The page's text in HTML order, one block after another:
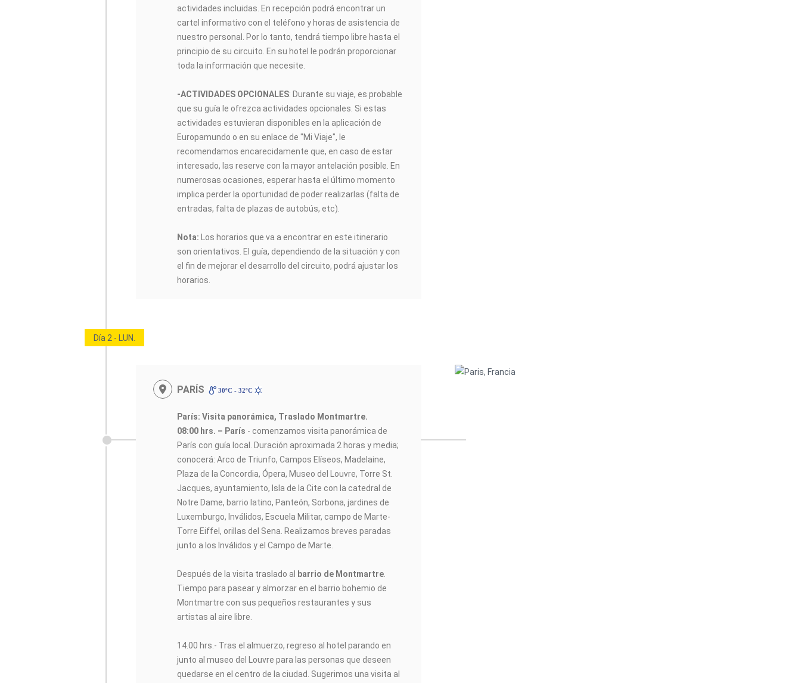
actividades incluidas. En recepción podrá encontrar un
cartel informativo con el teléfono y horas de asistencia de
nuestro personal. Por lo tanto, tendrá tiempo libre hasta el
principio de su circuito. En su hotel le podrán proporcionar
toda la información que necesite.
-ACTIVIDADES OPCIONALES: Durante su viaje, es probable
que su guía le ofrezca actividades opcionales. Si estas
actividades estuvieran disponibles en la aplicación de
Europamundo o en su enlace de "Mi Viaje", le
recomendamos encarecidamente que, en caso de estar
interesado, las reserve con la mayor antelación posible. En
numerosas ocasiones, esperar hasta el último momento
implica perder la oportunidad de poder realizarlas (falta de
entradas, falta de plazas de autobús, etc).
Nota: Los horarios que va a encontrar en este itinerario
son orientativos. El guía, dependiendo de la situación y con
el fin de mejorar el desarrollo del circuito, podrá ajustar los
horarios.
Día 2 - LUN.
PARÍS 30ºC - 32ºC
París: Visita panorámica, Traslado Montmartre.
08:00 hrs. – París - comenzamos visita panorámica de
París con guía local. Duración aproximada 2 horas y media;
conocerá: Arco de Triunfo, Campos Elíseos, Madelaine,
Plaza de la Concordia, Ópera, Museo del Louvre, Torre St.
Jacques, ayuntamiento, Isla de la Cite con la catedral de
Notre Dame, barrio latino, Panteón, Sorbona, jardines de
Luxemburgo, Inválidos, Escuela Militar, campo de Marte-
Torre Eiffel, orillas del Sena. Realizamos breves paradas
junto a los Inválidos y el Campo de Marte.
Después de la visita traslado al barrio de Montmartre.
Tiempo para pasear y almorzar en el barrio bohemio de
Montmartre con sus pequeños restaurantes y sus
artistas al aire libre.
14.00 hrs.- Tras el almuerzo, regreso al hotel parando en
junto al museo del Louvre para las personas que deseen
quedarse en el centro de la ciudad. Sugerimos una visita al